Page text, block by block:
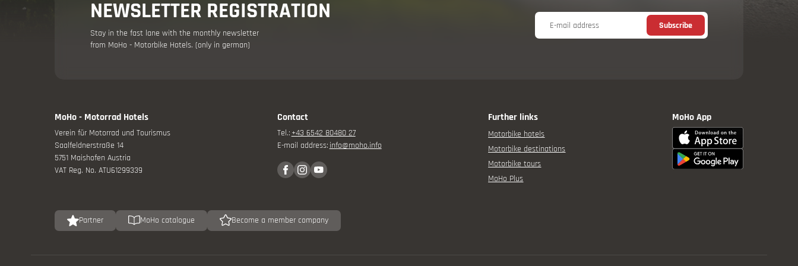
Your motorbike experience
Holiday advisor
NEWSLETTER REGISTRATION
Stay in the fast lane with the monthly newsletter
from MoHo - Motorbike Hotels. (only in german)
E-mail address Subscribe
MoHo - Motorrad Hotels
Verein für Motorrad und Tourismus
Saalfeldnerstraße 14
5751 Maishofen Austria
VAT Reg. No. ATU61299339
Contact
Tel.: +43 6542 80480 27
E-mail address: info@moho.info
Further links
Motorbike hotels
Motorbike destinations
Motorbike tours
MoHo Plus
MoHo App
Partner MoHo catalogue Become a member company